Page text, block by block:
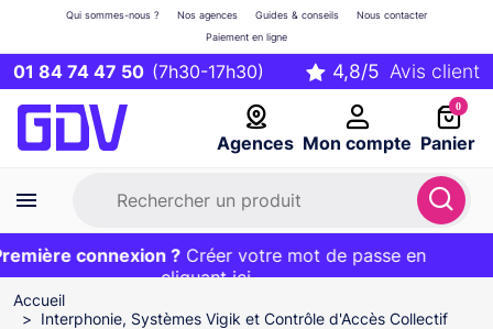
01 84 74 47 50 (7h30-17h30)
Agences Mon compte
Qui sommes-nous ? Nos agences Guides & conseils
Nous contacter
Paiement en ligne
0
Panier
Première commande ?20€ OFFERT sur votre panier
et livraison 24/48h gratuite avec le codeBIENVENUE
connexion ?Créer votre mot de passe en
cliquant ici
EXCLU WEB :
Accueil
Interphonie, Systèmes Vigik et Contrôle d'Accès Collectif